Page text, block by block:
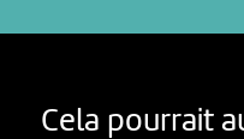
Cela pourrait